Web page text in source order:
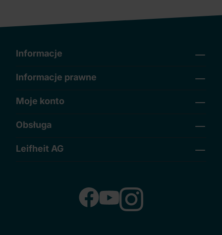
Informacje
Informacje prawne
Moje konto
Obsługa
Leifheit AG